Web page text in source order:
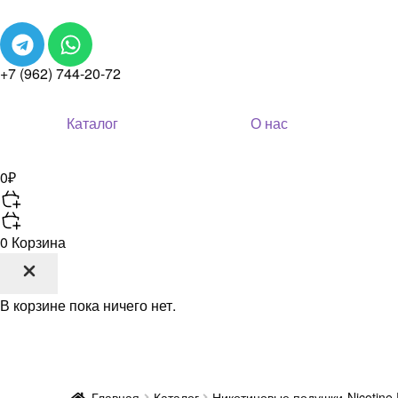
+7 (962) 744-20-72
Каталог О нас
0₽
0 Корзина
В корзине пока ничего нет.